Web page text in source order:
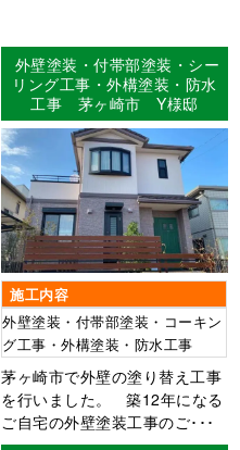
外壁塗装・付帯部塗装・シー
リング工事・外構塗装・防水
工事 茅ヶ崎市 Y様邸
施工内容
外壁塗装・付帯部塗装・コーキン
グ工事・外構塗装・防水工事
茅ヶ崎市で外壁の塗り替え工事
を行いました。 築12年になる
ご自宅の外壁塗装工事のご･･･